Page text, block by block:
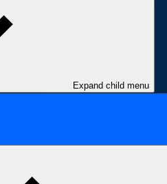
Expand child menu